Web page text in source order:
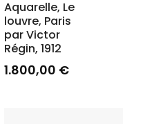
Aquarelle, Le
louvre, Paris
par Victor
Régin, 1912
1.800,00 €